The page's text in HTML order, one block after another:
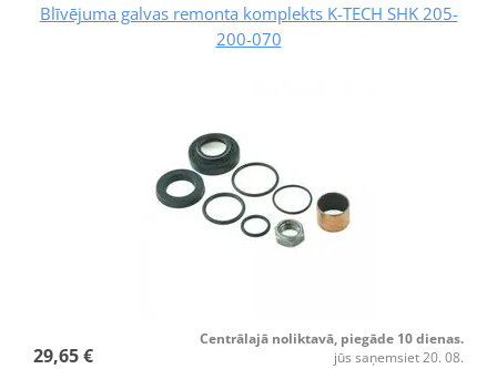
Blīvējuma galvas remonta komplekts K-TECH SHK 205-
200-070
29,65 €
Centrālajā noliktavā, piegāde 10 dienas.
jūs saņemsiet 20. 08.